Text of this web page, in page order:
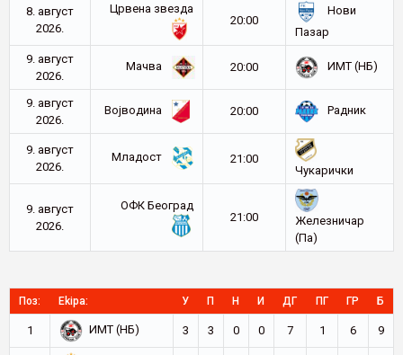
8. август
2026.
Црвена звезда
20:00
Нови
Пазар
9. август
2026.
Мачва 20:00 ИМТ (НБ)
9. август
2026.
Војводина 20:00 Радник
9. август
2026.
Младост
21:00
Чукарички
9. август
2026.
ОФК Београд
21:00
Железничар
(Па)
Поз: Ekipa: У П Н И ДГ ПГ ГР Б
1 ИМТ (НБ) 3 3 0 0 7 1 6 9